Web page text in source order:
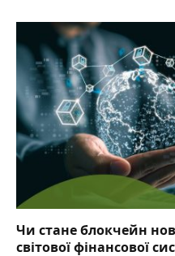
Чи стане блокчейн
світової фінансової